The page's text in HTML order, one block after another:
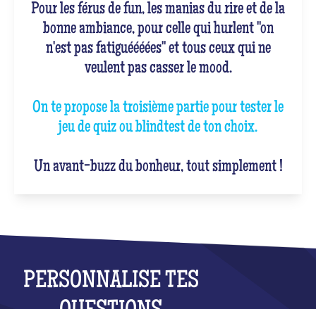
Pour les férus de fun, les manias du rire et de la
bonne ambiance, pour celle qui hurlent "on
n'est pas fatiguéééées" et tous ceux qui ne
veulent pas casser le mood.
On te propose la troisième partie pour tester le
jeu de quiz ou blindtest de ton choix.
Un avant-buzz du bonheur, tout simplement !
PERSONNALISE TES